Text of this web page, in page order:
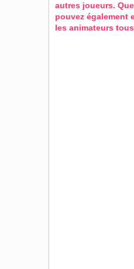
autres joueurs.
pouvez également
les animateurs